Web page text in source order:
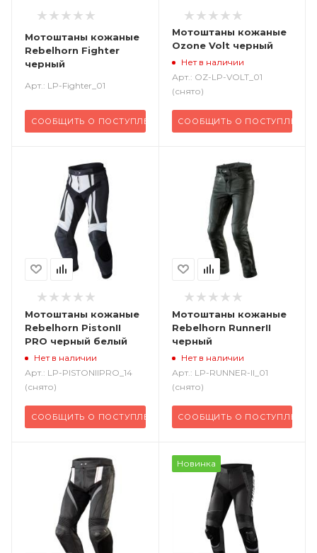
Мотоштаны кожаные
Rebelhorn Fighter
черный
Арт.: LP-Fighter_01
СООБЩИТЬ О ПОСТУПЛЕНИИ
Мотоштаны кожаные
Ozone Volt черный
Нет в наличии
Арт.: OZ-LP-VOLT_01
(снято)
СООБЩИТЬ О ПОСТУПЛЕНИИ
Мотоштаны кожаные
Rebelhorn PistonII
PRO черный белый
Нет в наличии
Арт.: LP-PISTONIIPRO_14
(снято)
СООБЩИТЬ О ПОСТУПЛЕНИИ
Мотоштаны кожаные
Rebelhorn RunnerII
черный
Нет в наличии
Арт.: LP-RUNNER-II_01
(снято)
СООБЩИТЬ О ПОСТУПЛЕНИИ
Новинка